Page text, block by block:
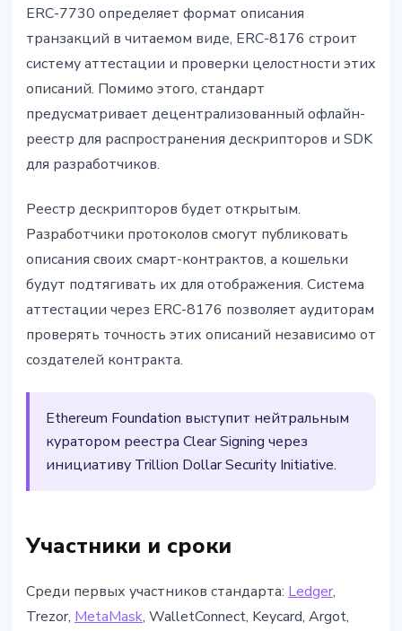
ERC-7730 определяет формат описания
транзакций в читаемом виде, ERC-8176 строит
систему аттестации и проверки целостности этих
описаний. Помимо этого, стандарт
предусматривает децентрализованный офлайн-
реестр для распространения дескрипторов и SDK
для разработчиков.
Реестр дескрипторов будет открытым.
Разработчики протоколов смогут публиковать
описания своих смарт-контрактов, а кошельки
будут подтягивать их для отображения. Система
аттестации через ERC-8176 позволяет аудиторам
проверять точность этих описаний независимо от
создателей контракта.
Ethereum Foundation выступит нейтральным
куратором реестра Clear Signing через
инициативу Trillion Dollar Security Initiative.
Участники и сроки
Среди первых участников стандарта: Ledger,
Trezor, MetaMask, WalletConnect, Keycard, Argot,